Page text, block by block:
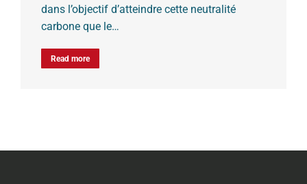
dans l’objectif d’atteindre cette neutralité
carbone que le…
Read more